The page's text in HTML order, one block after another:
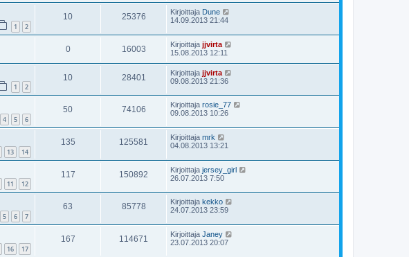
1 2
10 25376 Kirjoittaja Dune
14.09.2013 21:44
0 16003 Kirjoittaja jjvirta
15.08.2013 12:11
1 2
10 28401 Kirjoittaja jjvirta
09.08.2013 21:36
4 5 6
50 74106 Kirjoittaja rosie_77
09.08.2013 10:26
13 14
135 125581 Kirjoittaja mrk
04.08.2013 13:21
11 12
117 150892 Kirjoittaja jersey_girl
26.07.2013 7:50
5 6 7
63 85778 Kirjoittaja kekko
24.07.2013 23:59
16 17
167 114671 Kirjoittaja Janey
23.07.2013 20:07